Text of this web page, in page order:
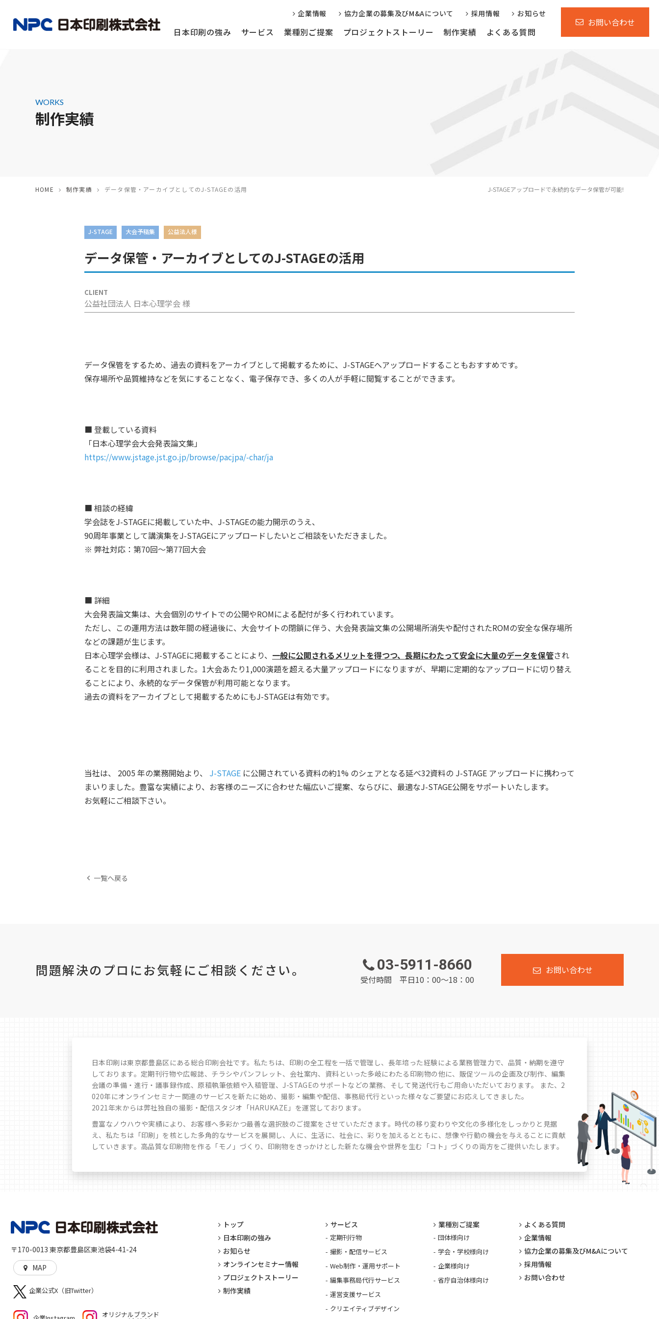
企業情報 協力企業の募集及びM&Aについて 採用情報 お知らせ
日本印刷の強み サービス
定期刊行物
クリエイティブデザイン
業種別ご提案 プロジェクトストーリー 制作実績 よくある質問
お問い合わせ
J-STAGEアップロードで永続的なデータ保管が可能!
WORKS
制作実績
HOME 制作実績 データ保管・アーカイブとしてのJ-STAGEの活用
J-STAGE 大会予稿集 公益法人様
データ保管・アーカイブとしてのJ-STAGEの活用
CLIENT
公益社団法人 日本心理学会 様
データ保管をするため、過去の資料をアーカイブとして掲載するために、J-STAGEへアップロードすることもおすすめです。
保存場所や品質維持などを気にすることなく、電子保存でき、多くの人が手軽に閲覧することができます。
■ 登載している資料
「日本心理学会大会発表論文集」
https://www.jstage.jst.go.jp/browse/pacjpa/-char/ja
■ 相談の経緯
学会誌をJ-STAGEに掲載していた中、J-STAGEの能力開示のうえ、
90周年事業として講演集をJ-STAGEにアップロードしたいとご相談をいただきました。
※ 弊社対応：第70回～第77回大会
■ 詳細
大会発表論文集は、大会個別のサイトでの公開やROMによる配付が多く行われています。
ただし、この運用方法は数年間の経過後に、大会サイトの閉鎖に伴う、大会発表論文集の公開場所消失や配付されたROMの安全な保存場所
などの課題が生じます。
日本心理学会様は、J-STAGEに掲載することにより、 一般に公開されるメリットを得つつ、長期にわたって安全に大量のデータを保管され
ることを目的に利用されました。1大会あたり1,000演題を超える大量アップロードになりますが、早期に定期的なアップロードに切り替え
ることにより、永続的なデータ保管が利用可能となります。
過去の資料をアーカイブとして掲載するためにもJ-STAGEは有効です。
当社は、 2005 年の業務開始より、 J-STAGE に公開されている資料の約1% のシェアとなる延べ32資料の J-STAGE アップロードに携わって
まいりました。豊富な実績により、お客様のニーズに合わせた幅広いご提案、ならびに、最適なJ-STAGE公開をサポートいたします。
お気軽にご相談下さい。
一覧へ戻る
問題解決のプロにお気軽にご相談ください。 03-5911-8660
受付時間 平日10：00～18：00
お問い合わせ
日本印刷は東京都豊島区にある総合印刷会社です。私たちは、印刷の全工程を一括で管理し、長年培った経験による業務管理力で、品質・納期を遵守
しております。定期刊行物や広報誌、チラシやパンフレット、会社案内、資料といった多岐にわたる印刷物の他に、販促ツールの企画及び制作、編集
会議の準備・進行・議事録作成、原稿執筆依頼や入稿管理、J-STAGEのサポートなどの業務、そして発送代行もご用命いただいております。 また、2
020年にオンラインセミナー関連のサービスを新たに始め、撮影・編集や配信、事務局代行といった様々なご要望にお応えしてきました。
2021年末からは弊社独自の撮影・配信スタジオ「HARUKAZE」を運営しております。
豊富なノウハウや実績により、お客様へ多彩かつ最善な選択肢のご提案をさせていただきます。時代の移り変わりや文化の多様化をしっかりと見据
え、私たちは「印刷」を核とした多角的なサービスを展開し、人に、生活に、社会に、彩りを加えるとともに、想像や行動の機会を与えることに貢献
していきます。高品質な印刷物を作る「モノ」づくり、印刷物をきっかけとした新たな機会や世界を生む「コト」づくりの両方をご提供いたします。
〒170-0013 東京都豊島区東池袋4-41-24
MAP
企業公式X（旧Twitter）
オリジナルブランド
トップ
日本印刷の強み
お知らせ
オンラインセミナー情報
プロジェクトストーリー
制作実績
サービス
定期刊行物
撮影・配信サービス
Web制作・運用サポート
編集事務局代行サービス
運営支援サービス
クリエイティブデザイン
業種別ご提案
団体様向け
学会・学校様向け
企業様向け
省庁自治体様向け
よくある質問
企業情報
協力企業の募集及びM&Aについて
採用情報
お問い合わせ